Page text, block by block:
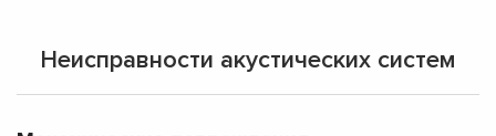
Неисправности акустических систем